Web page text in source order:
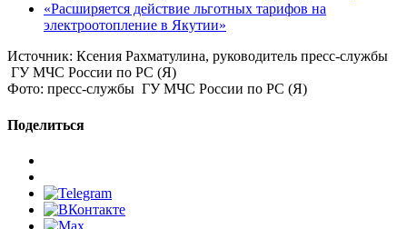
«Расширяется действие льготных тарифов на
электроотопление в Якутии»
Источник: Ксения Рахматулина, руководитель пресс-службы
ГУ МЧС России по РС (Я)
Фото: пресс-службы ГУ МЧС России по РС (Я)
Поделиться